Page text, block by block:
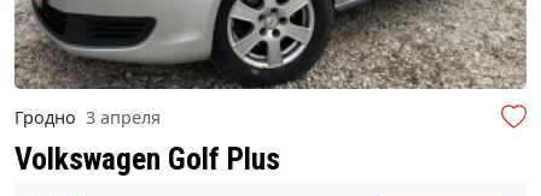
Гродно 3 апреля
Volkswagen Golf Plus